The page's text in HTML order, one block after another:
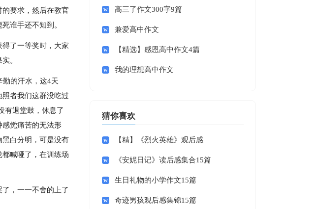
要求，然后在教官
谁手还不知到。
了一等奖时，大家
。
的汗水，这4天
者我们这群没吃过
有退堂鼓，休息了
感觉痛苦的无法形
白分明，可是没有
喊哑了，在训练场
，一一不舍的上了
高三了作文300字9篇
兼爱高中作文
【精选】感恩高中作文4篇
我的理想高中作文
猜你喜欢
【精】《烈火英雄》观后感
《安妮日记》读后感集合15篇
生日礼物的小学作文15篇
奇迹男孩观后感集锦15篇